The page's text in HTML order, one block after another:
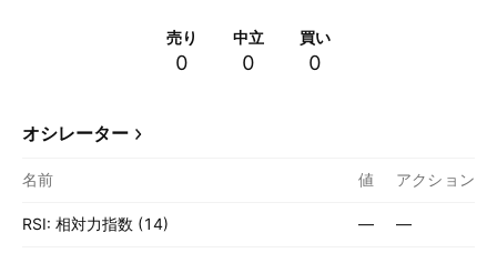
売り
0
中立
0
買い
0
オシレーター
名前 値 アクション
RSI: 相対力指数 (14) — —